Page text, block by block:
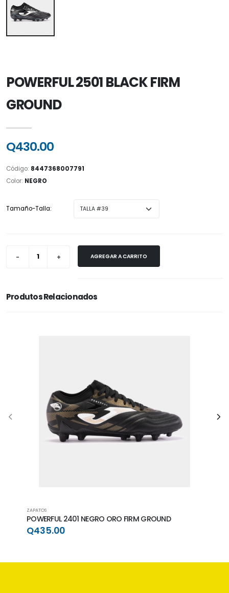
POWERFUL 2501 BLACK FIRM
GROUND
Q430.00
Código: 8447368007791
Color: NEGRO
Tamaño-Talla:
AGREGAR A CARRITO
Produtos Relacionados
ZAPATOS
POWERFUL 2401 NEGRO ORO FIRM GROUND
Q435.00